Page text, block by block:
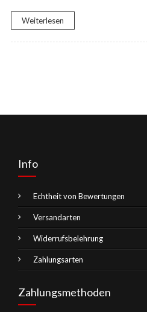
Weiterlesen
Info
Echtheit von Bewertungen
Versandarten
Widerrufsbelehrung
Zahlungsarten
Zahlungsmethoden